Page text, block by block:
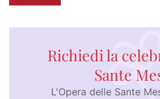
Richiedi la
Sante
L'Opera delle Sante